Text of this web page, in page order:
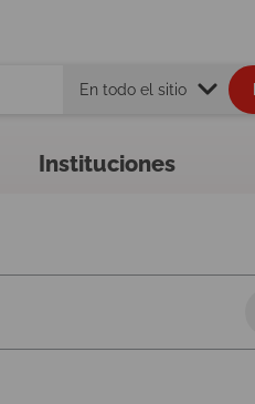
En todo el sitio
Instituciones